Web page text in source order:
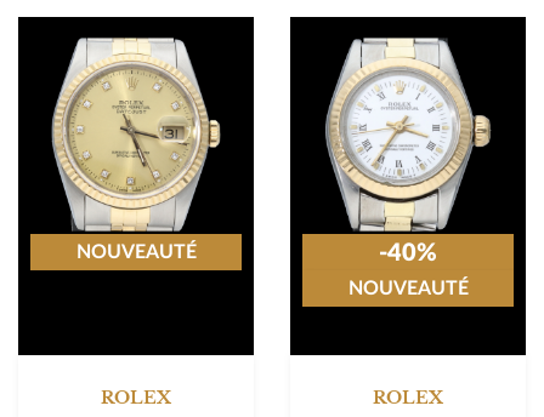
ROLEX
NOUVEAUTÉ
ROLEX
-40%
NOUVEAUTÉ